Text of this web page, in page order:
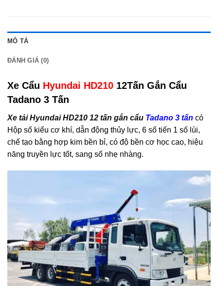
MÔ TẢ
ĐÁNH GIÁ (0)
Xe Cẩu Hyundai HD210 12Tấn Gắn Cẩu
Tadano 3 Tấn
Xe tải Hyundai HD210 12 tấn gắn cẩu Tadano 3 tấn có
Hộp số kiểu cơ khí, dẫn động thủy lực, 6 số tiến 1 số lùi,
chế tạo bằng hợp kim bền bỉ, có độ bền cơ học cao, hiệu
năng truyền lực tốt, sang số nhẹ nhàng.